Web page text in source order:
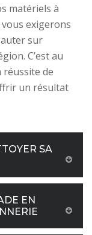
matériels à
exigerons
sur
C’est au
de
un résultat
SA
EN